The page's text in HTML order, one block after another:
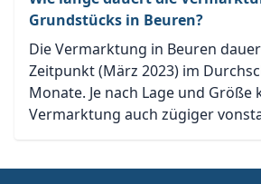
Grundstücks in Beuren?
Die Vermarktung in Beuren
Zeitpunkt (März 2023) im
Monate. Je nach Lage und Größe
Vermarktung auch zügiger